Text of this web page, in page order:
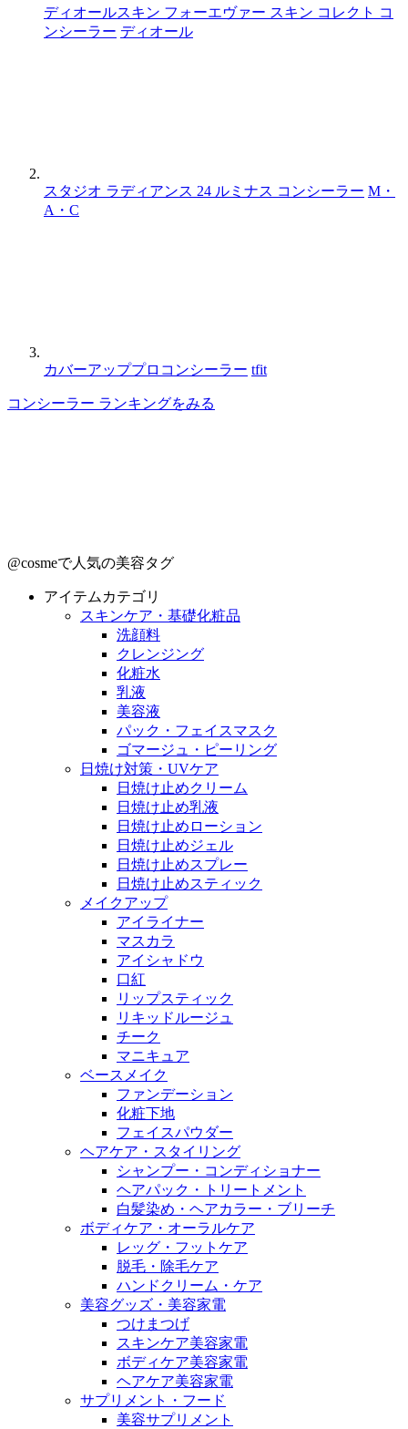
ディオールスキン フォーエヴァー スキン コレクト コ
ンシーラー ディオール
スタジオ ラディアンス 24 ルミナス コンシーラー M・
A・C
カバーアッププロコンシーラー tfit
コンシーラー ランキングをみる
@cosmeで人気の美容タグ
アイテムカテゴリ
スキンケア・基礎化粧品
洗顔料
クレンジング
化粧水
乳液
美容液
パック・フェイスマスク
ゴマージュ・ピーリング
日焼け対策・UVケア
日焼け止めクリーム
日焼け止め乳液
日焼け止めローション
日焼け止めジェル
日焼け止めスプレー
日焼け止めスティック
メイクアップ
アイライナー
マスカラ
アイシャドウ
口紅
リップスティック
リキッドルージュ
チーク
マニキュア
ベースメイク
ファンデーション
化粧下地
フェイスパウダー
ヘアケア・スタイリング
シャンプー・コンディショナー
ヘアパック・トリートメント
白髪染め・ヘアカラー・ブリーチ
ボディケア・オーラルケア
レッグ・フットケア
脱毛・除毛ケア
ハンドクリーム・ケア
美容グッズ・美容家電
つけまつげ
スキンケア美容家電
ボディケア美容家電
ヘアケア美容家電
サプリメント・フード
美容サプリメント